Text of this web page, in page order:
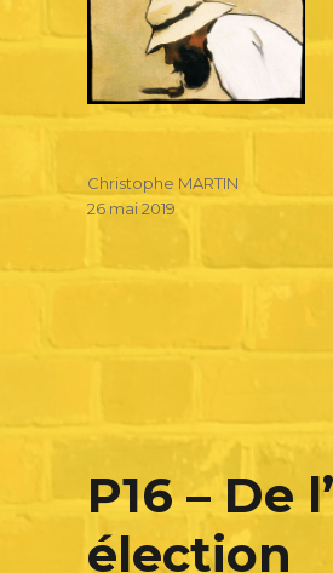
Christophe MARTIN
26 mai 2019
P16 – De
élection